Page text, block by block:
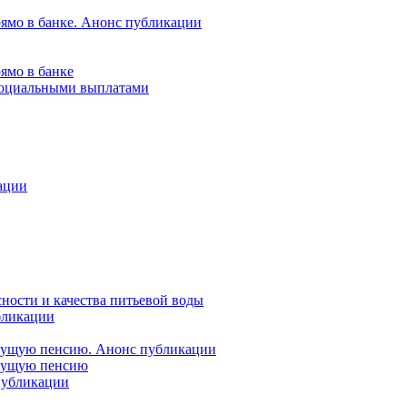
в банке. Анонс публикации
в банке
выплатами
и качества питьевой воды
пенсию. Анонс публикации
пенсию